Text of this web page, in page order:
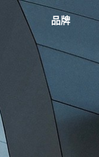
品牌